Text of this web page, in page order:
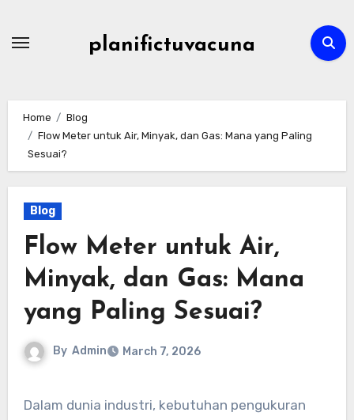
planifictuvacuna
Home
Blog
Flow Meter untuk Air, Minyak, dan Gas: Mana yang Paling
Sesuai?
Blog
Flow Meter untuk Air,
Minyak, dan Gas: Mana
yang Paling Sesuai?
By Admin March 7, 2026
Dalam dunia industri, kebutuhan pengukuran